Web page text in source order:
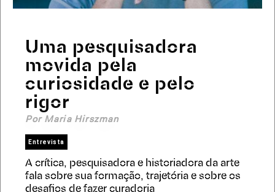
Uma pesquisadora
movida pela
curiosidade e pelo
rigor
Por Maria Hirszman
Entrevista
A crítica, pesquisadora e historiadora da arte
fala sobre sua formação, trajetória e sobre os
desafios de fazer curadoria